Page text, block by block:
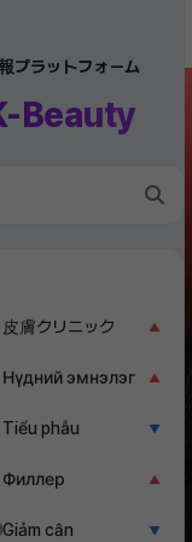
プラットフォーム
Beauty
皮膚クリニック ▲
Нүдний эмнэлэг ▲
Tiểu phẫu ▼
Филлер ▲
Giảm cân ▼